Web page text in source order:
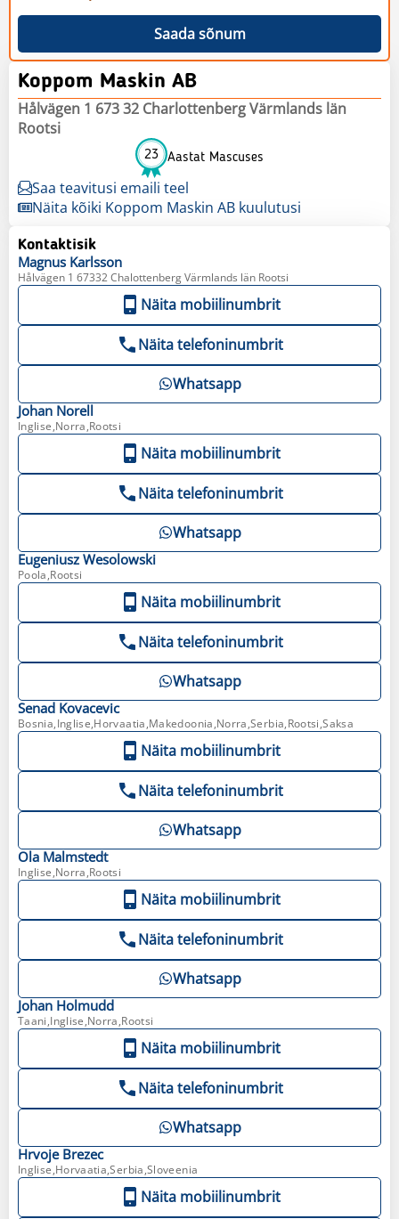
Saada sõnum
Koppom Maskin AB
Hålvägen 1 673 32 Charlottenberg Värmlands län
Rootsi
23 Aastat Mascuses
Saa teavitusi emaili teel
Näita kõiki Koppom Maskin AB kuulutusi
Kontaktisik
Magnus Karlsson
Hålvägen 1 67332 Chalottenberg Värmlands län Rootsi
Näita mobiilinumbrit
Näita telefoninumbrit
Whatsapp
Johan Norell
Inglise,Norra,Rootsi
Näita mobiilinumbrit
Näita telefoninumbrit
Whatsapp
Eugeniusz Wesolowski
Poola,Rootsi
Näita mobiilinumbrit
Näita telefoninumbrit
Whatsapp
Senad Kovacevic
Bosnia,Inglise,Horvaatia,Makedoonia,Norra,Serbia,Rootsi,Saksa
Näita mobiilinumbrit
Näita telefoninumbrit
Whatsapp
Ola Malmstedt
Inglise,Norra,Rootsi
Näita mobiilinumbrit
Näita telefoninumbrit
Whatsapp
Johan Holmudd
Taani,Inglise,Norra,Rootsi
Näita mobiilinumbrit
Näita telefoninumbrit
Whatsapp
Hrvoje Brezec
Inglise,Horvaatia,Serbia,Sloveenia
Näita mobiilinumbrit